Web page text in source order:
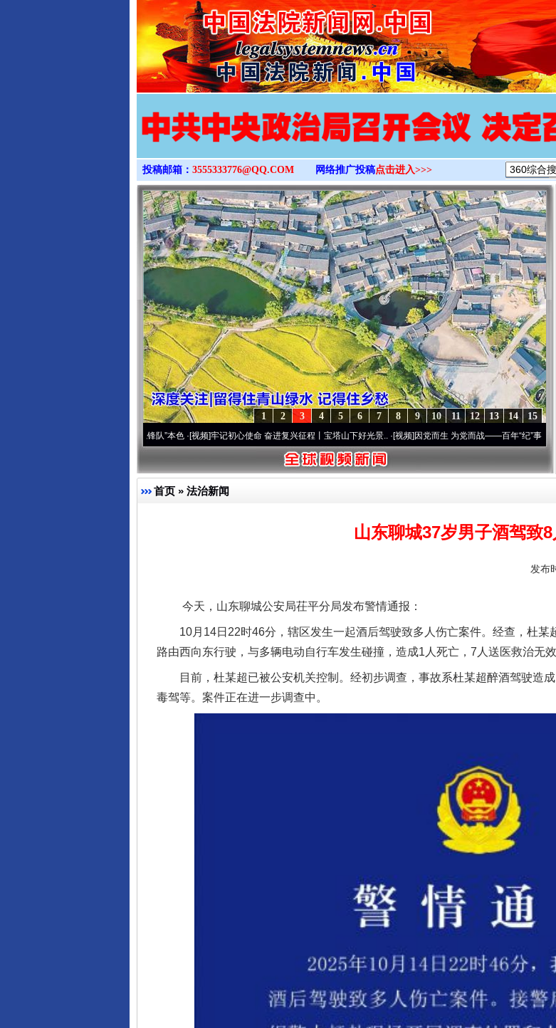
>
投稿邮箱： 3555333776@QQ.COM 网络推广投稿点击进入>>>
15
14
13
12
11
10
9
8
7
6
5
4
3
2
1
·[视频]牢记初心使命 奋进复兴征程丨宝塔山下好光景..·[视频]因党而生 为党而战——百年“纪”事⑧加强纪律.. ·[
首页 » 法治新闻
山东聊城37岁男子酒驾致
发布
今天，山东聊城公安局茌平分局发布警情通报：
10月14日22时46分，辖区发生一起酒后驾驶致多人伤亡案件。经查，杜某
路由西向东行驶，与多辆电动自行车发生碰撞，造成1人死亡，7人送医救治无
目前，杜某超已被公安机关控制。经初步调查，事故系杜某超醉酒驾驶造成
毒驾等。案件正在进一步调查中。